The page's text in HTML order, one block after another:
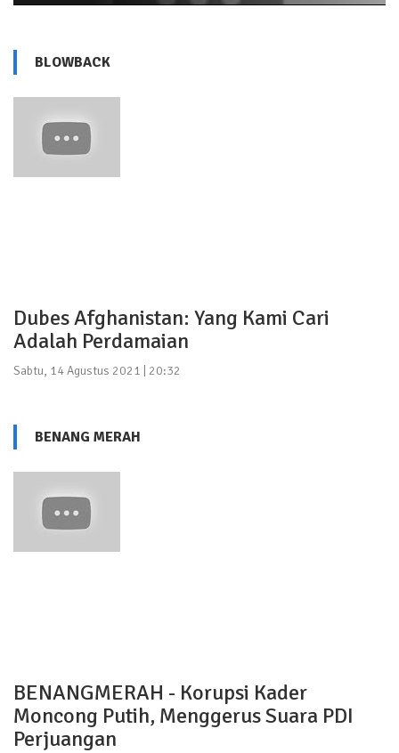
BLOWBACK
Dubes Afghanistan: Yang Kami Cari
Adalah Perdamaian
Sabtu, 14 Agustus 2021 | 20:32
BENANG MERAH
BENANGMERAH - Korupsi Kader
Moncong Putih, Menggerus Suara PDI
Perjuangan